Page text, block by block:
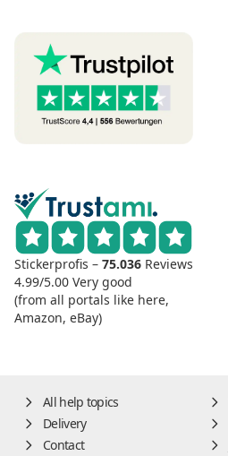
Stickerprofis – 75.036 Reviews
4.99/5.00 Very good
(from all portals like here,
Amazon, eBay)
All help topics
Delivery
Contact